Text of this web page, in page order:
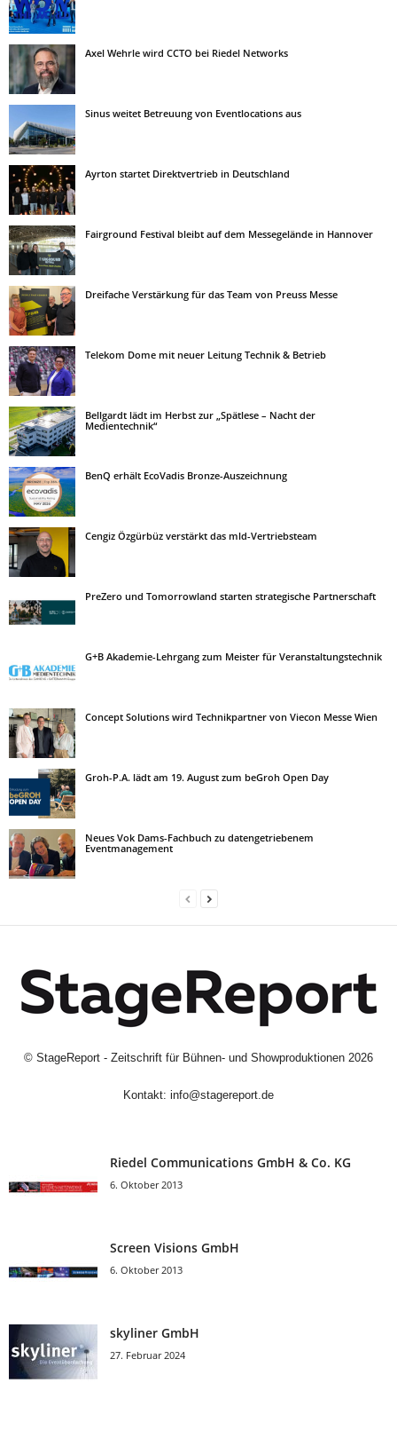
Axel Wehrle wird CCTO bei Riedel Networks
Sinus weitet Betreuung von Eventlocations aus
Ayrton startet Direktvertrieb in Deutschland
Fairground Festival bleibt auf dem Messegelände in Hannover
Dreifache Verstärkung für das Team von Preuss Messe
Telekom Dome mit neuer Leitung Technik & Betrieb
Bellgardt lädt im Herbst zur „Spätlese – Nacht der
Medientechnik“
BenQ erhält EcoVadis Bronze-Auszeichnung
Cengiz Özgürbüz verstärkt das mld-Vertriebsteam
PreZero und Tomorrowland starten strategische Partnerschaft
G+B Akademie-Lehrgang zum Meister für Veranstaltungstechnik
Concept Solutions wird Technikpartner von Viecon Messe Wien
Groh-P.A. lädt am 19. August zum beGroh Open Day
Neues Vok Dams-Fachbuch zu datengetriebenem
Eventmanagement
© StageReport - Zeitschrift für Bühnen- und Showproduktionen 2026
Kontakt: info@stagereport.de
Riedel Communica­tions GmbH & Co. KG
6. Oktober 2013
Screen Visions GmbH
6. Oktober 2013
skyliner GmbH
27. Februar 2024